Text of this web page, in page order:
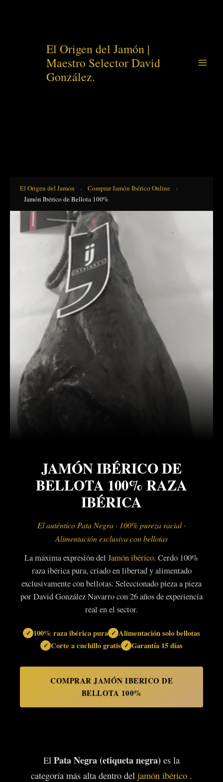
El Origen del Jamón |
Maestro Selector David
González.
El Origen del Jamón › Comprar Jamón Ibérico Online
›
Jamón Ibérico de Bellota 100%
JAMÓN IBÉRICO DE
BELLOTA 100% RAZA
IBÉRICA
El auténtico Pata Negra · 100% pureza racial ·
Alimentación exclusiva con bellotas
La máxima expresión del Jamón ibérico. Cerdo 100%
raza ibérica pura, criado en libertad y alimentado
exclusivamente con bellotas. Seleccionado pieza a pieza
por David González Navarro con 26 años de experiencia
real en el sector.
100% raza ibérica pura
Alimentación solo bellotas
Corte a cuchillo gratis
Garantía 15 días
COMPRAR JAMÓN IBERICO DE
BELLOTA 100%
El Pata Negra (etiqueta negra) es la
categoría más alta dentro del jamón ibérico .